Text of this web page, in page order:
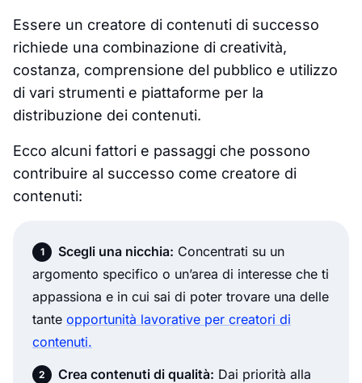
Essere un creatore di contenuti di successo
richiede una combinazione di creatività,
costanza, comprensione del pubblico e utilizzo
di vari strumenti e piattaforme per la
distribuzione dei contenuti.
Ecco alcuni fattori e passaggi che possono
contribuire al successo come creatore di
contenuti:
Scegli una nicchia: Concentrati su un
argomento specifico o un’area di interesse che ti
appassiona e in cui sai di poter trovare una delle
tante opportunità lavorative per creatori di
contenuti.
Crea contenuti di qualità: Dai priorità alla